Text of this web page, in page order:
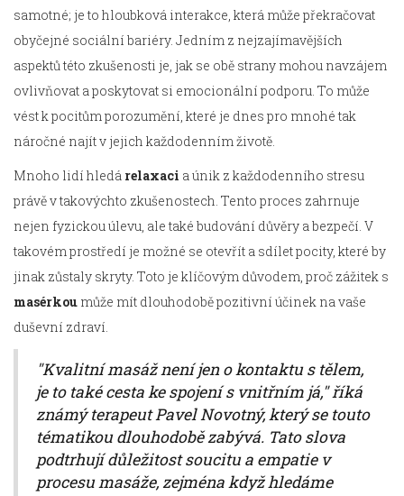
samotné; je to hloubková interakce, která může překračovat
obyčejné sociální bariéry. Jedním z nejzajímavějších
aspektů této zkušenosti je, jak se obě strany mohou navzájem
ovlivňovat a poskytovat si emocionální podporu. To může
vést k pocitům porozumění, které je dnes pro mnohé tak
náročné najít v jejich každodenním životě.
Mnoho lidí hledá relaxaci a únik z každodenního stresu
právě v takovýchto zkušenostech. Tento proces zahrnuje
nejen fyzickou úlevu, ale také budování důvěry a bezpečí. V
takovém prostředí je možné se otevřít a sdílet pocity, které by
jinak zůstaly skryty. Toto je klíčovým důvodem, proč zážitek s
masérkou může mít dlouhodobě pozitivní účinek na vaše
duševní zdraví.
"Kvalitní masáž není jen o kontaktu s tělem,
je to také cesta ke spojení s vnitřním já," říká
známý terapeut Pavel Novotný, který se touto
tématikou dlouhodobě zabývá. Tato slova
podtrhují důležitost soucitu a empatie v
procesu masáže, zejména když hledáme